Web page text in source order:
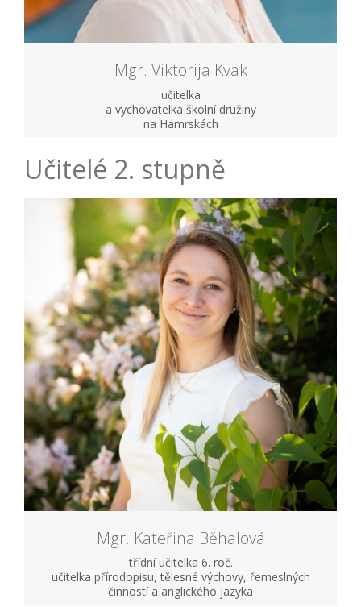
Mgr. Viktorija Kvak
učitelka
a vychovatelka školní družiny
na Hamrskách
Učitelé 2. stupně
Mgr. Kateřina Běhalová
třídní učitelka 6. roč.
učitelka přírodopisu, tělesné výchovy, řemeslných
činností a anglického jazyka